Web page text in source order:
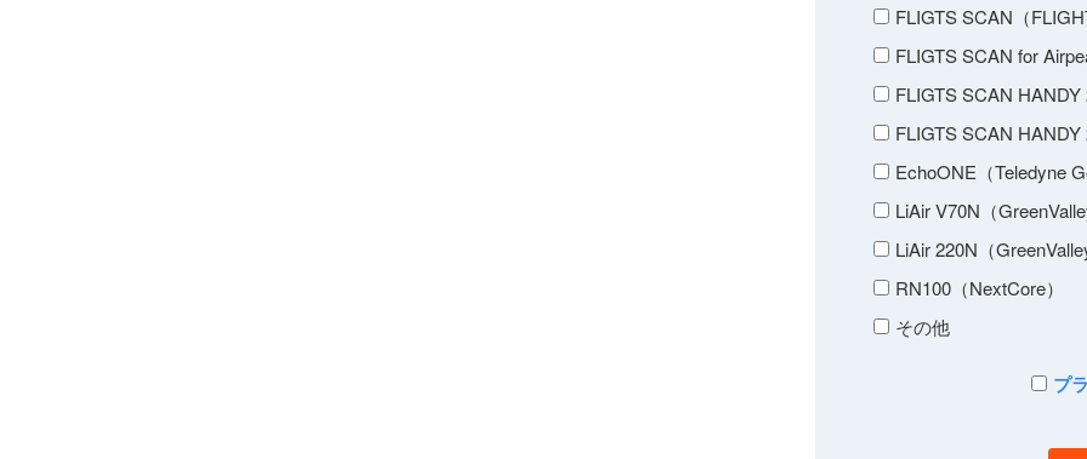
FLIGTS SCAN（
FLIGTS SCAN for
FLIGTS SCAN
FLIGTS SCAN
EchoONE（Teledyne
LiAir V70N（
LiAir 220N（
RN100（NextCore）
その他
プ